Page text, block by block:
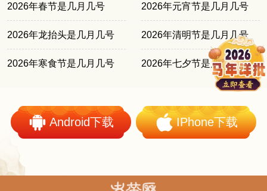
2026年春节是几月几号 2026年元宵节是几月几号
2026年龙抬头是几月几号 2026年清明节是几月几号
2026年寒食节是几月几号 2026年七夕节是几月几号
Android下载 IPhone下载